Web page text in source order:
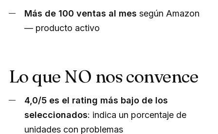
Más de 100 ventas al mes según Amazon
— producto activo
Lo que NO nos convence
4,0/5 es el rating más bajo de los
seleccionados: indica un porcentaje de
unidades con problemas